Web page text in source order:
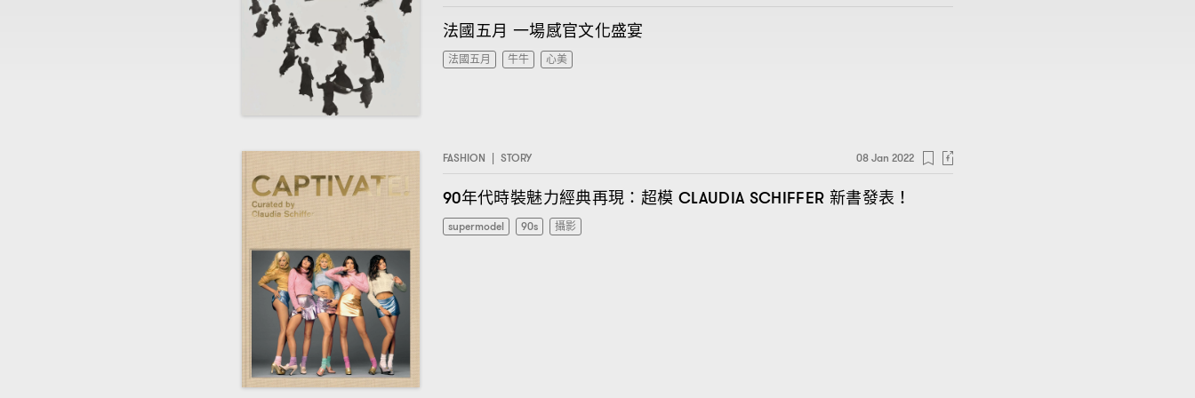
法國五月 一場感官文化盛宴
法國五月 牛牛 心美
FASHION | STORY 08 Jan 2022
90年代時裝魅力經典再現 ： 超模 CLAUDIA SCHIFFER 新書發表 ！
supermodel 90s 攝影